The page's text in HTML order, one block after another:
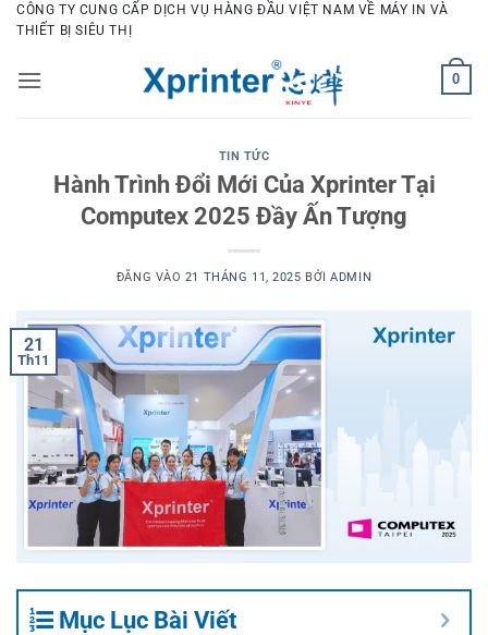
Bỏ
qua
dung
CÔNG TY CUNG CẤP DỊCH VỤ HÀNG ĐẦU VIỆT NAM VỀ MÁY IN VÀ
THIẾT BỊ SIÊU THỊ
0
TIN TỨC
Hành Trình Đổi Mới Của Xprinter Tại
Computex 2025 Đầy Ấn Tượng
ĐĂNG VÀO 21 THÁNG 11, 2025 BỞIADMIN
21
Th11
Mục Lục Bài Viết